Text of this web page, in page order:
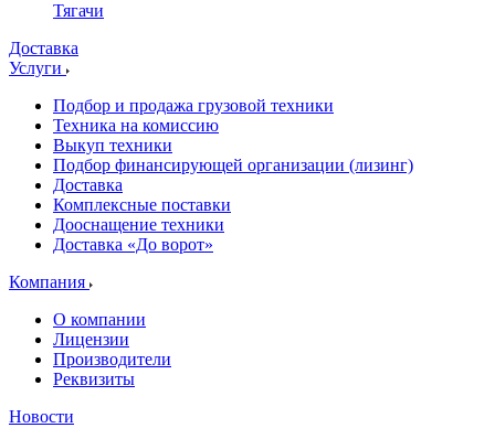
Тягачи
Доставка
Услуги
Подбор и продажа грузовой техники
Техника на комиссию
Выкуп техники
Подбор финансирующей организации (лизинг)
Доставка
Комплексные поставки
Дооснащение техники
Доставка «До ворот»
Компания
О компании
Лицензии
Производители
Реквизиты
Новости